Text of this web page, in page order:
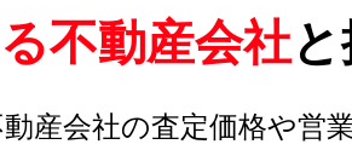
不動産会社
産会社の査定価格や営